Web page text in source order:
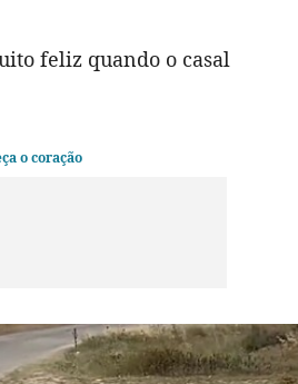
feliz quando o casal
o coração